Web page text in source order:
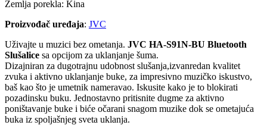
Zemlja porekla: Kina
Proizvođač uređaja: JVC
Uživajte u muzici bez ometanja. JVC HA-S91N-BU Bluetooth
Slušalice sa opcijom za uklanjanje šuma.
Dizajniran za dugotrajnu udobnost slušanja,izvanredan kvalitet
zvuka i aktivno uklanjanje buke, za impresivno muzičko iskustvo,
baš kao što je umetnik nameravao. Iskusite kako je to blokirati
pozadinsku buku. Jednostavno pritisnite dugme za aktivno
poništavanje buke i biće očarani snagom muzike dok se ometajuća
buka iz spoljašnjeg sveta uklanja.